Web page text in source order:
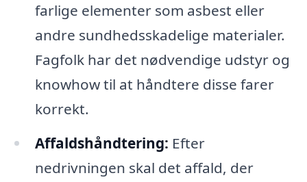
farlige elementer som asbest eller
andre sundhedsskadelige materialer.
Fagfolk har det nødvendige udstyr og
knowhow til at håndtere disse farer
korrekt.
Affaldshåndtering: Efter
nedrivningen skal det affald, der